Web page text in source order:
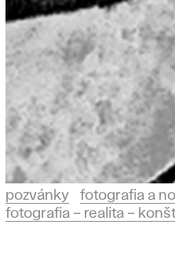
pozvánky fotografia a
fotografia – realita –